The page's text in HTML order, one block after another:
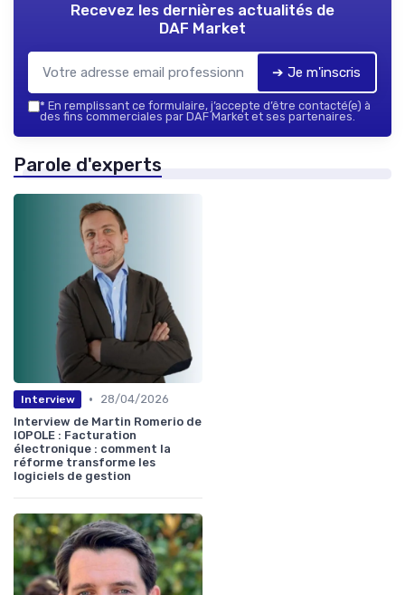
Recevez les dernières actualités de
DAF Market
➔ Je m'inscris
* En remplissant ce formulaire, j’accepte d’être contacté(e) à
des fins commerciales par DAF Market et ses partenaires.
Parole d'experts
Interview •
28/04/2026
Interview de Martin Romerio de
IOPOLE : Facturation
électronique : comment la
réforme transforme les
logiciels de gestion